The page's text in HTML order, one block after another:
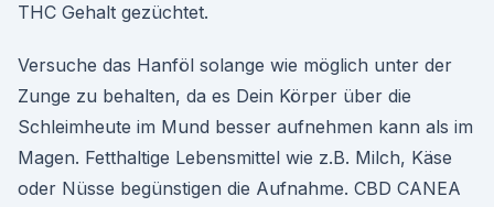
THC Gehalt gezüchtet.
Versuche das Hanföl solange wie möglich unter der
Zunge zu behalten, da es Dein Körper über die
Schleimheute im Mund besser aufnehmen kann als im
Magen. Fetthaltige Lebensmittel wie z.B. Milch, Käse
oder Nüsse begünstigen die Aufnahme. CBD CANEA